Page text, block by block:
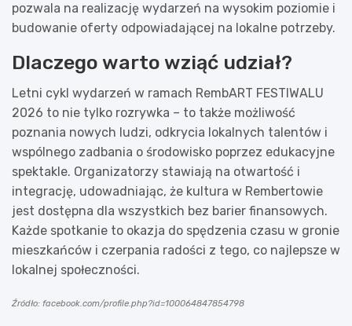
pozwala na realizację wydarzeń na wysokim poziomie i
budowanie oferty odpowiadającej na lokalne potrzeby.
Dlaczego warto wziąć udział?
Letni cykl wydarzeń w ramach RembART FESTIWALU
2026 to nie tylko rozrywka – to także możliwość
poznania nowych ludzi, odkrycia lokalnych talentów i
wspólnego zadbania o środowisko poprzez edukacyjne
spektakle. Organizatorzy stawiają na otwartość i
integrację, udowadniając, że kultura w Rembertowie
jest dostępna dla wszystkich bez barier finansowych.
Każde spotkanie to okazja do spędzenia czasu w gronie
mieszkańców i czerpania radości z tego, co najlepsze w
lokalnej społeczności.
Źródło: facebook.com/profile.php?id=100064847854798